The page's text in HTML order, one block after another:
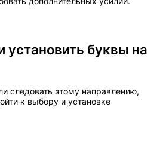
установить буквы на
следовать этому направлению,
к выбору и установке